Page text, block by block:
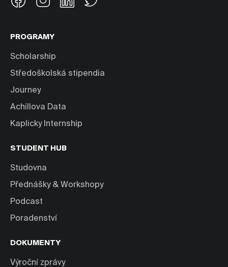
PROGRAMY
Scholarship
Středoškolská stipendia
Journey
Achillova Data
Kaplicky Internship
STUDENT HUB
Studovna
Přednášky & Workshopy
Podcast
Poradenství
DOKUMENTY
Výroční zprávy